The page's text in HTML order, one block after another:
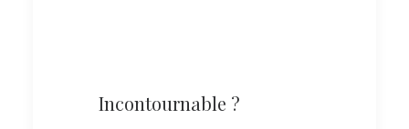
Incontournable ?